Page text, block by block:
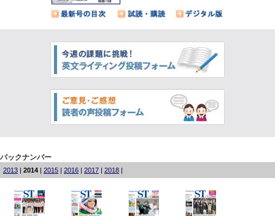
バックナンバー
2013 | 2014 | 2015 | 2016 | 2017 | 2018 |